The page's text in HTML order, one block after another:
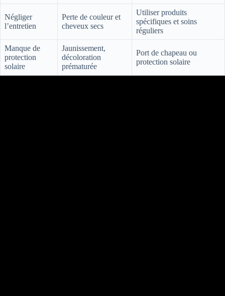
Négliger
l’entretien
Perte de couleur et
cheveux secs
Utiliser produits
spécifiques et soins
réguliers
Manque de
protection
solaire
Jaunissement,
décoloration
prématurée
Port de chapeau ou
protection solaire